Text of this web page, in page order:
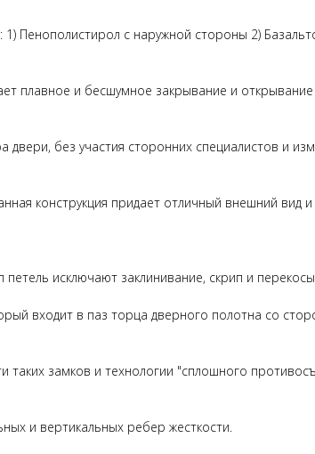
Пенополистирол с наружной стороны 2)
плавное и бесшумное закрывание и
без участия сторонних специалистов и
конструкция придает отличный внешний
исключают заклинивание, скрип и перекосы.
входит в паз торца дверного полотна со
таких замков и технологии "сплошного
и вертикальных ребер жесткости.